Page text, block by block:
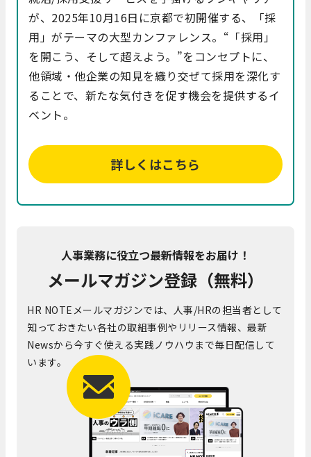
が、2025年10月16日に京都で初開催する、「採
用」がテーマの大型カンファレンス。“「採用」
を開こう、そして超えよう。”をコンセプトに、
他領域・他企業の知見を織り交ぜて採用を深化す
ることで、新たな気付きを促す機会を提供するイ
ベント。
詳しくはこちら
人事業務に役立つ最新情報をお届け！
メールマガジン登録（無料）
HR NOTEメールマガジンでは、人事/HRの担当者として
知っておきたい各社の取組事例やリリース情報、最新
Newsから今すぐ使える実践ノウハウまで毎日配信して
います。